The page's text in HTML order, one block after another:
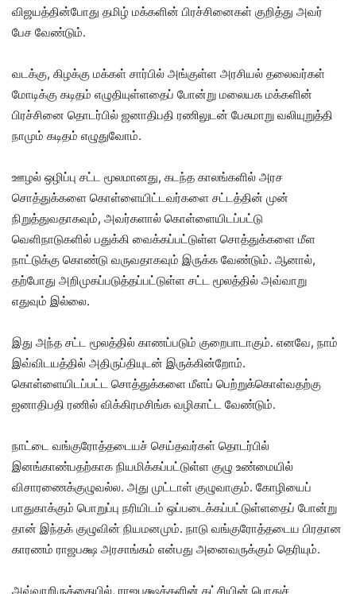
விஜயத்தின்போது தமிழ் மக்களின் பிரச்சினைகள் குறித்து அவர்
பேச வேண்டும்.
வடக்கு, கிழக்கு மக்கள் சார்பில் அங்குள்ள அரசியல் தலைவர்கள்
மோடிக்கு கடிதம் எழுதியுள்ளதைப் போன்று மலையக மக்களின்
பிரச்சினை தொடர்பில் ஜனாதிபதி ரணிலுடன் பேசுமாறு வலியுறுத்தி
நாமும் கடிதம் எழுதுவோம்.
ஊழல் ஒழிப்பு சட்ட மூலமானது, கடந்த காலங்களில் அரச
சொத்துக்களை கொள்ளையிட்டவர்களை சட்டத்தின் முன்
நிறுத்துவதாகவும், அவர்களால் கொள்ளையிடப்பட்டு
வெளிநாடுகளில் பதுக்கி வைக்கப்பட்டுள்ள சொத்துக்களை மீள
நாட்டுக்கு கொண்டு வருவதாகவும் இருக்க வேண்டும். ஆனால்,
தற்போது அறிமுகப்படுத்தப்பட்டுள்ள சட்ட மூலத்தில் அவ்வாறு
எதுவும் இல்லை.
இது அந்த சட்ட மூலத்தில் காணப்படும் குறைபாடாகும். எனவே, நாம்
இவ்விடயத்தில் அதிருப்தியுடன் இருக்கின்றோம்.
கொள்ளையிடப்பட்ட சொத்துக்களை மீளப் பெற்றுக்கொள்வதற்கு
ஜனாதிபதி ரணில் விக்கிரமசிங்க வழிகாட்ட வேண்டும்.
நாட்டை வங்குரோத்தடையச் செய்தவர்கள் தொடர்பில்
இனங்காண்பதற்காக நியமிக்கப்பட்டுள்ள குழு உண்மையில்
விசாரணைக்குழுவல்ல. அது முட்டாள் குழுவாகும். கோழியைப்
பாதுகாக்கும் பொறுப்பு நரியிடம் ஒப்படைக்கப்பட்டுள்ளதைப் போன்று
தான் இந்தக் குழுவின் நியமனமும். நாடு வங்குரோத்தடைய பிரதான
காரணம் ராஜபக்ஷ அரசாங்கம் என்பது அனைவருக்கும் தெரியும்.
அவ்வாறிருக்கையில், ராஜபக்ஷக்களின் கட்சியின் பொதுச்